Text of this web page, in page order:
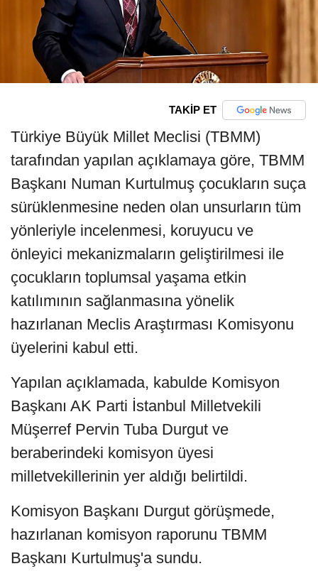
TAKİP ET
Türkiye Büyük Millet Meclisi (TBMM)
tarafından yapılan açıklamaya göre, TBMM
Başkanı Numan Kurtulmuş çocukların suça
sürüklenmesine neden olan unsurların tüm
yönleriyle incelenmesi, koruyucu ve
önleyici mekanizmaların geliştirilmesi ile
çocukların toplumsal yaşama etkin
katılımının sağlanmasına yönelik
hazırlanan Meclis Araştırması Komisyonu
üyelerini kabul etti.
Yapılan açıklamada, kabulde Komisyon
Başkanı AK Parti İstanbul Milletvekili
Müşerref Pervin Tuba Durgut ve
beraberindeki komisyon üyesi
milletvekillerinin yer aldığı belirtildi.
Komisyon Başkanı Durgut görüşmede,
hazırlanan komisyon raporunu TBMM
Başkanı Kurtulmuş'a sundu.